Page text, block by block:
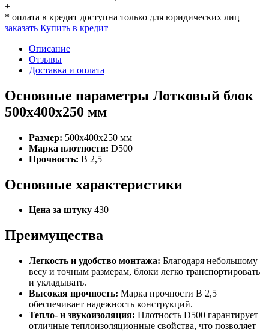
+
* оплата в кредит доступна только для юридических лиц
заказать Купить в кредит
Описание
Отзывы
Доставка и оплата
Основные параметры Лотковый блок
500x400x250 мм
Размер: 500x400x250 мм
Марка плотности: D500
Прочность: B 2,5
Основные характеристики
Цена за штуку 430
Преимущества
Легкость и удобство монтажа: Благодаря небольшому
весу и точным размерам, блоки легко транспортировать
и укладывать.
Высокая прочность: Марка прочности B 2,5
обеспечивает надежность конструкций.
Тепло- и звукоизоляция: Плотность D500 гарантирует
отличные теплоизоляционные свойства, что позволяет